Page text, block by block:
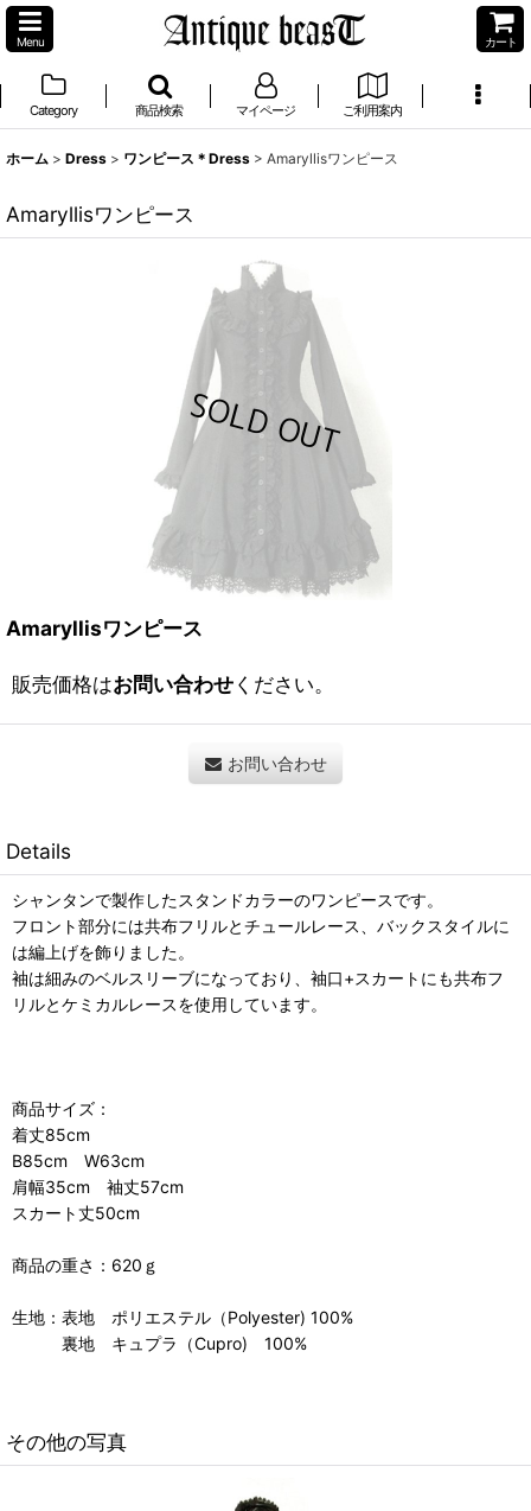
Menu カート
Category 商品検索 マイページ ご利用案内
ホーム > Dress > ワンピース＊Dress > Amaryllisワンピース
Amaryllisワンピース
Amaryllisワンピース
販売価格はお問い合わせください。
お問い合わせ
Details
シャンタンで製作したスタンドカラーのワンピースです。
フロント部分には共布フリルとチュールレース、バックスタイルに
は編上げを飾りました。
袖は細みのベルスリーブになっており、袖口+スカートにも共布フ
リルとケミカルレースを使用しています。
商品サイズ：
着丈85cm
B85cm W63cm
肩幅35cm 袖丈57cm
スカート丈50cm
商品の重さ：620ｇ
生地：表地 ポリエステル（Polyester) 100%
裏地 キュプラ（Cupro) 100%
その他の写真